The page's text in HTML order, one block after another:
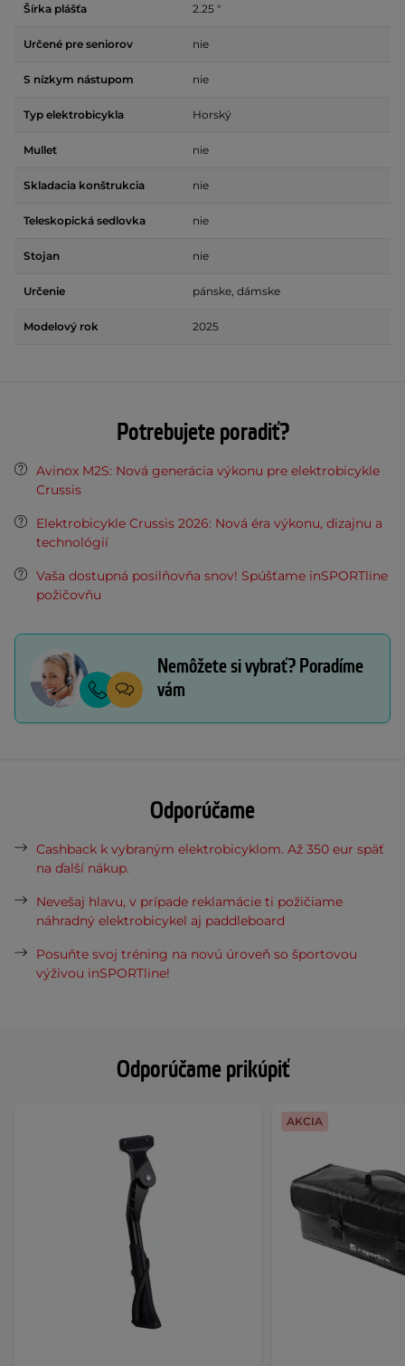
Odporúčame prikúpiť
AKCIA
Šírka plášťa 2.25 "
Určené pre seniorov nie
S nízkym nástupom nie
Typ elektrobicykla Horský
Mullet nie
Skladacia konštrukcia nie
Teleskopická sedlovka nie
Stojan nie
Určenie pánske, dámske
Modelový rok 2025
Potrebujete poradiť?
Avinox M2S: Nová generácia výkonu pre elektrobicykle
Crussis
Elektrobicykle Crussis 2026: Nová éra výkonu, dizajnu a
technológií
Vaša dostupná posilňovňa snov! Spúšťame inSPORTline
požičovňu
Nemôžete si vybrať? Poradíme
vám
Odporúčame
Cashback k vybraným elektrobicyklom. Až 350 eur späť
na ďalší nákup.
Nevešaj hlavu, v prípade reklamácie ti požičiame
náhradný elektrobicykel aj paddleboard
Posuňte svoj tréning na novú úroveň so športovou
výživou inSPORTline!